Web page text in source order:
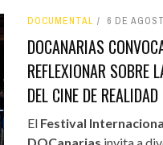
DOCUMENTAL 6 DE
DOCANARIAS
REFLEXIONAR SOBRE
DEL CINE DE
El Festival